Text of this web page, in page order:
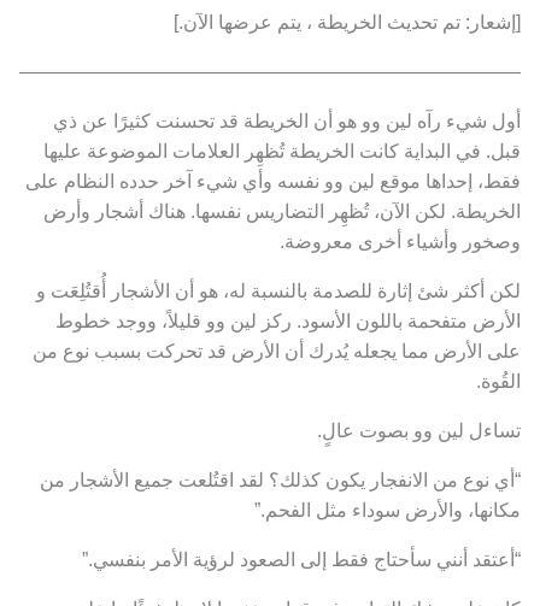
[إشعار: تم تحديث الخريطة ، يتم عرضها الآن.]
أول شيء رآه لين وو هو أن الخريطة قد تحسنت كثيرًا عن ذي
قبل. في البداية كانت الخريطة تُظهِر العلامات الموضوعة عليها
فقط، إحداها موقع لين وو نفسه وأي شيء آخر حدده النظام على
الخريطة. لكن الآن، تُظهِر التضاريس نفسها. هناك أشجار وأرض
وصخور وأشياء أخرى معروضة.
لكن أكثر شئ إثارة للصدمة بالنسبة له، هو أن الأشجار أُقتُلِعَت و
الأرض متفحمة باللون الأسود. ركز لين وو قليلاً، ووجد خطوط
على الأرض مما يجعله يُدرك أن الأرض قد تحركت بسبب نوع من
القُوة.
تساءل لين وو بصوت عالٍ.
“أي نوع من الانفجار يكون كذلك؟ لقد اقتُلعت جميع الأشجار من
مكانها، والأرض سوداء مثل الفحم.”
“أعتقد أنني سأحتاج فقط إلى الصعود لرؤية الأمر بنفسي.”